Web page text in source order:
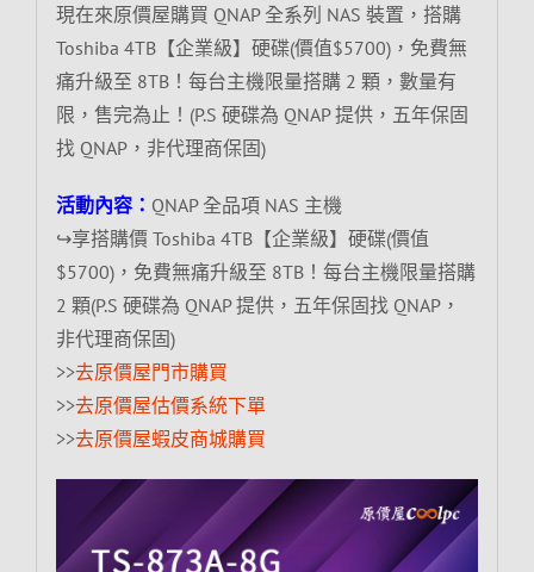
現在來原價屋購買 QNAP 全系列 NAS 裝置，搭購
Toshiba 4TB【企業級】硬碟(價值$5700)，免費無
痛升級至 8TB！每台主機限量搭購 2 顆，數量有
限，售完為止！(P.S 硬碟為 QNAP 提供，五年保固
找 QNAP，非代理商保固)
活動內容： QNAP 全品項 NAS 主機
↪享搭購價 Toshiba 4TB【企業級】硬碟(價值
$5700)，免費無痛升級至 8TB！每台主機限量搭購
2 顆(P.S 硬碟為 QNAP 提供，五年保固找 QNAP，
非代理商保固)
>>去原價屋門市購買
>>去原價屋估價系統下單
>>去原價屋蝦皮商城購買